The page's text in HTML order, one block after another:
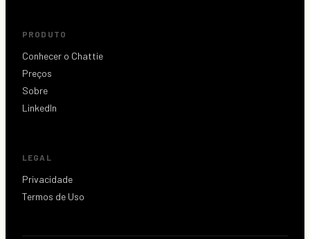
PRODUTO
Conhecer o Chattie
Preços
Sobre
LinkedIn
LEGAL
Privacidade
Termos de Uso